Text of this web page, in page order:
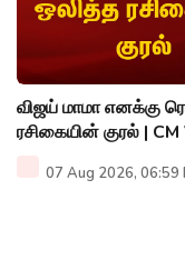
விஜய் மாமா எனக்கு
ரசிகையின் குரல் |
07 Aug 2026, 06:59